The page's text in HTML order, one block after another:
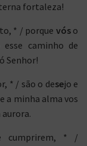
fortaleza!
* / porque vóso
esse caminho de
Senhor!
* / são o desejo e
a minha alma vos
aurora.
cumprirem, * /